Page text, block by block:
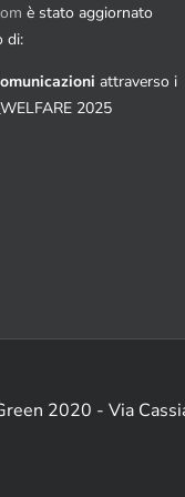
è stato aggiornato
di:
attraverso i
2025
2020 - Via